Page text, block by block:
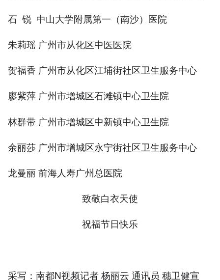
石 锐 中山大学附属第一（南沙）医院
朱莉瑶 广州市从化区中医医院
贺福香 广州市从化区江埔街社区卫生服务中心
廖紫萍 广州市增城区石滩镇中心卫生院
林群带 广州市增城区中新镇中心卫生院
余丽莎 广州市增城区永宁街社区卫生服务中心
龙曼丽 前海人寿广州总医院
致敬白衣天使
祝福节日快乐
采写：南都N视频记者 杨丽云 通讯员 穗卫健宣